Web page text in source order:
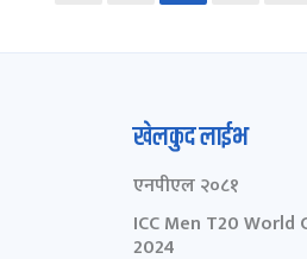
खेलकुद लाईभ
एनपीएल २०८१
ICC Men T20 World
2024